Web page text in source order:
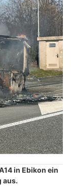
in Ebikon ein
aus.